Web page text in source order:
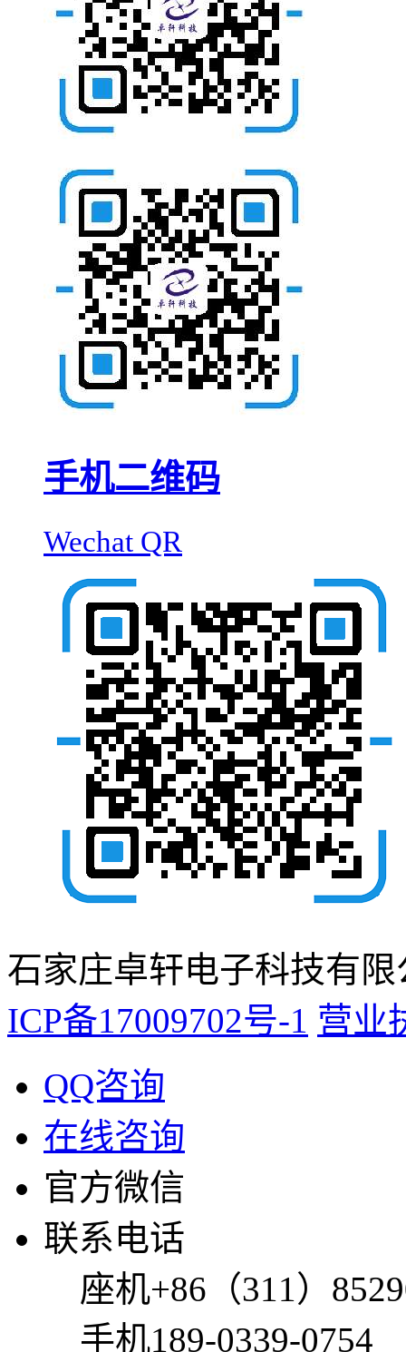
手机二维码
Wechat QR
石家庄卓轩电子科技有
ICP备17009702号-1 营业
QQ咨询
在线咨询
官方微信
联系电话
座机+86（311）
手机189-0339-0754